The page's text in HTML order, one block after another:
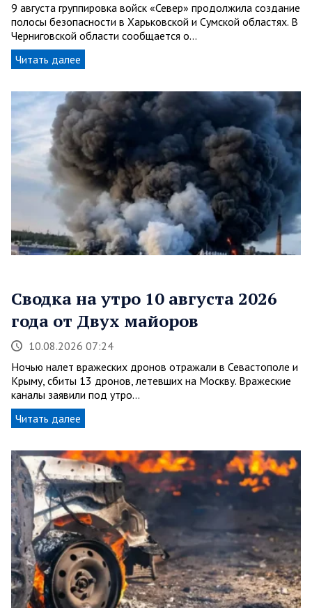
9 августа группировка войск «Север» продолжила создание
полосы безопасности в Харьковской и Сумской областях. В
Черниговской области сообщается о…
Читать далее
Сводка на утро 10 августа 2026
года от Двух майоров
10.08.2026 07:24
Ночью налет вражеских дронов отражали в Севастополе и
Крыму, сбиты 13 дронов, летевших на Москву. Вражеские
каналы заявили под утро…
Читать далее